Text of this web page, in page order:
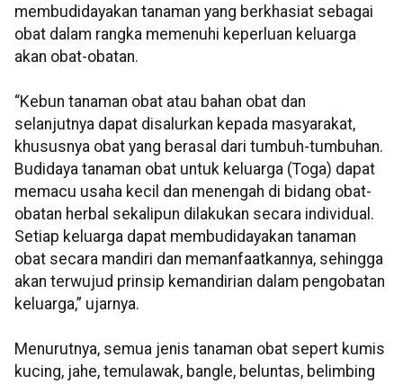
membudidayakan tanaman yang berkhasiat sebagai
obat dalam rangka memenuhi keperluan keluarga
akan obat-obatan.
“Kebun tanaman obat atau bahan obat dan
selanjutnya dapat disalurkan kepada masyarakat,
khususnya obat yang berasal dari tumbuh-tumbuhan.
Budidaya tanaman obat untuk keluarga (Toga) dapat
memacu usaha kecil dan menengah di bidang obat-
obatan herbal sekalipun dilakukan secara individual.
Setiap keluarga dapat membudidayakan tanaman
obat secara mandiri dan memanfaatkannya, sehingga
akan terwujud prinsip kemandirian dalam pengobatan
keluarga,” ujarnya.
Menurutnya, semua jenis tanaman obat sepert kumis
kucing, jahe, temulawak, bangle, beluntas, belimbing